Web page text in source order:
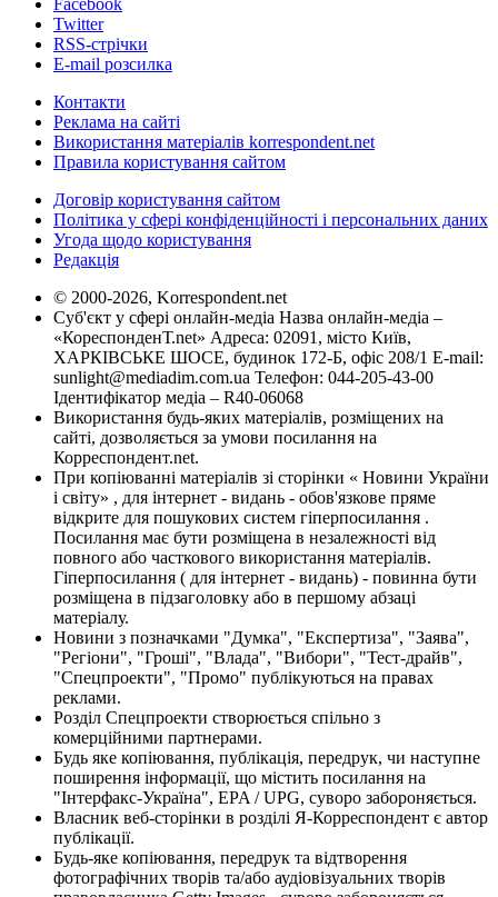
Twitter
RSS-стрічки
E-mail розсилка
Контакти
Реклама на сайті
Використання матеріалів korrespondent.net
Правила користування сайтом
Договір користування сайтом
Політика у сфері конфіденційності і персональних даних
Угода щодо користування
Редакція
© 2000-2026, Korrespondent.net
Суб'єкт у сфері онлайн-медіа Назва онлайн-медіа –
«КореспонденТ.net» Адреса: 02091, місто Київ,
ХАРКІВСЬКЕ ШОСЕ, будинок 172-Б, офіс 208/1 E-mail:
sunlight@mediadim.com.ua Телефон: 044-205-43-00
Ідентифікатор медіа – R40-06068
Використання будь-яких матеріалів, розміщених на
сайті, дозволяється за умови посилання на
Корреспондент.net.
При копіюванні матеріалів зі сторінки « Новини України
і світу» , для інтернет - видань - обов'язкове пряме
відкрите для пошукових систем гіперпосилання .
Посилання має бути розміщена в незалежності від
повного або часткового використання матеріалів.
Гіперпосилання ( для інтернет - видань) - повинна бути
розміщена в підзаголовку або в першому абзаці
матеріалу.
Новини з позначками "Думка", "Експертиза", "Заява",
"Регіони", "Гроші", "Влада", "Вибори", "Тест-драйв",
"Спецпроекти", "Промо" публікуються на правах
реклами.
Розділ Спецпроекти створюється спільно з
комерційними партнерами.
Будь яке копіювання, публікація, передрук, чи наступне
поширення інформації, що містить посилання на
"Інтерфакс-Україна", EPA / UPG, суворо забороняється.
Власник веб-сторінки в розділі Я-Корреспондент є автор
публікації.
Будь-яке копіювання, передрук та відтворення
фотографічних творів та/або аудіовізуальних творів